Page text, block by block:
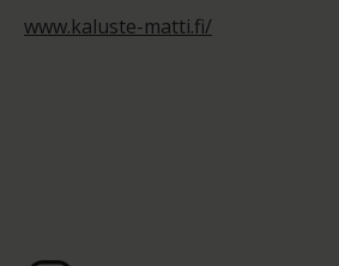
www.kaluste-matti.fi/